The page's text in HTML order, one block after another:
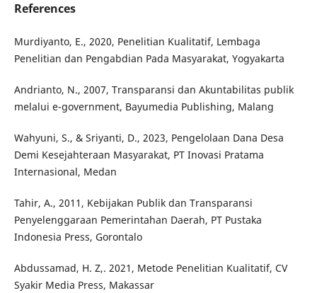
References
Murdiyanto, E., 2020, Penelitian Kualitatif, Lembaga
Penelitian dan Pengabdian Pada Masyarakat, Yogyakarta
Andrianto, N., 2007, Transparansi dan Akuntabilitas publik
melalui e-government, Bayumedia Publishing, Malang
Wahyuni, S., & Sriyanti, D., 2023, Pengelolaan Dana Desa
Demi Kesejahteraan Masyarakat, PT Inovasi Pratama
Internasional, Medan
Tahir, A., 2011, Kebijakan Publik dan Transparansi
Penyelenggaraan Pemerintahan Daerah, PT Pustaka
Indonesia Press, Gorontalo
Abdussamad, H. Z,. 2021, Metode Penelitian Kualitatif, CV
Syakir Media Press, Makassar